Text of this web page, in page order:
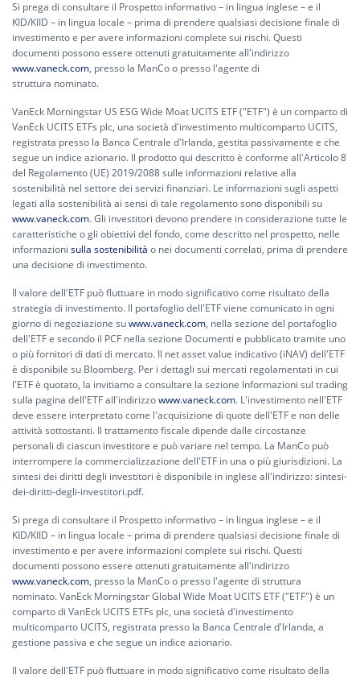
Si prega di consultare il Prospetto informativo – in lingua inglese – e il
KID/KIID – in lingua locale – prima di prendere qualsiasi decisione finale di
investimento e per avere informazioni complete sui rischi. Questi
documenti possono essere ottenuti gratuitamente all'indirizzo
www.vaneck.com, presso la ManCo o presso l'agente di
struttura nominato.
VanEck Morningstar US ESG Wide Moat UCITS ETF ("ETF") è un comparto di
VanEck UCITS ETFs plc, una società d'investimento multicomparto UCITS,
registrata presso la Banca Centrale d'Irlanda, gestita passivamente e che
segue un indice azionario. Il prodotto qui descritto è conforme all'Articolo 8
del Regolamento (UE) 2019/2088 sulle informazioni relative alla
sostenibilità nel settore dei servizi finanziari. Le informazioni sugli aspetti
legati alla sostenibilità ai sensi di tale regolamento sono disponibili su
www.vaneck.com. Gli investitori devono prendere in considerazione tutte le
caratteristiche o gli obiettivi del fondo, come descritto nel prospetto, nelle
informazioni sulla sostenibilità o nei documenti correlati, prima di prendere
una decisione di investimento.
Il valore dell'ETF può fluttuare in modo significativo come risultato della
strategia di investimento. Il portafoglio dell'ETF viene comunicato in ogni
giorno di negoziazione suwww.vaneck.com, nella sezione del portafoglio
dell'ETF e secondo il PCF nella sezione Documenti e pubblicato tramite uno
o più fornitori di dati di mercato. Il net asset value indicativo (iNAV) dell'ETF
è disponibile su Bloomberg. Per i dettagli sui mercati regolamentati in cui
l'ETF è quotato, la invitiamo a consultare la sezione Informazioni sul trading
sulla pagina dell'ETF all'indirizzowww.vaneck.com. L'investimento nell'ETF
deve essere interpretato come l'acquisizione di quote dell'ETF e non delle
attività sottostanti. Il trattamento fiscale dipende dalle circostanze
personali di ciascun investitore e può variare nel tempo. La ManCo può
interrompere la commercializzazione dell'ETF in una o più giurisdizioni. La
sintesi dei diritti degli investitori è disponibile in inglese all'indirizzo:sintesi-
dei-diritti-degli-investitori.pdf.
Si prega di consultare il Prospetto informativo – in lingua inglese – e il
KID/KIID – in lingua locale – prima di prendere qualsiasi decisione finale di
investimento e per avere informazioni complete sui rischi. Questi
documenti possono essere ottenuti gratuitamente all'indirizzo
www.vaneck.com, presso la ManCo o presso l'agente di struttura
nominato. VanEck Morningstar Global Wide Moat UCITS ETF ("ETF") è un
comparto di VanEck UCITS ETFs plc, una società d'investimento
multicomparto UCITS, registrata presso la Banca Centrale d'Irlanda, a
gestione passiva e che segue un indice azionario.
Il valore dell'ETF può fluttuare in modo significativo come risultato della